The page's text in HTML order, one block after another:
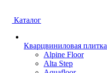
Каталог
Кварцвиниловая плитка
Alpine Floor
Alta Step